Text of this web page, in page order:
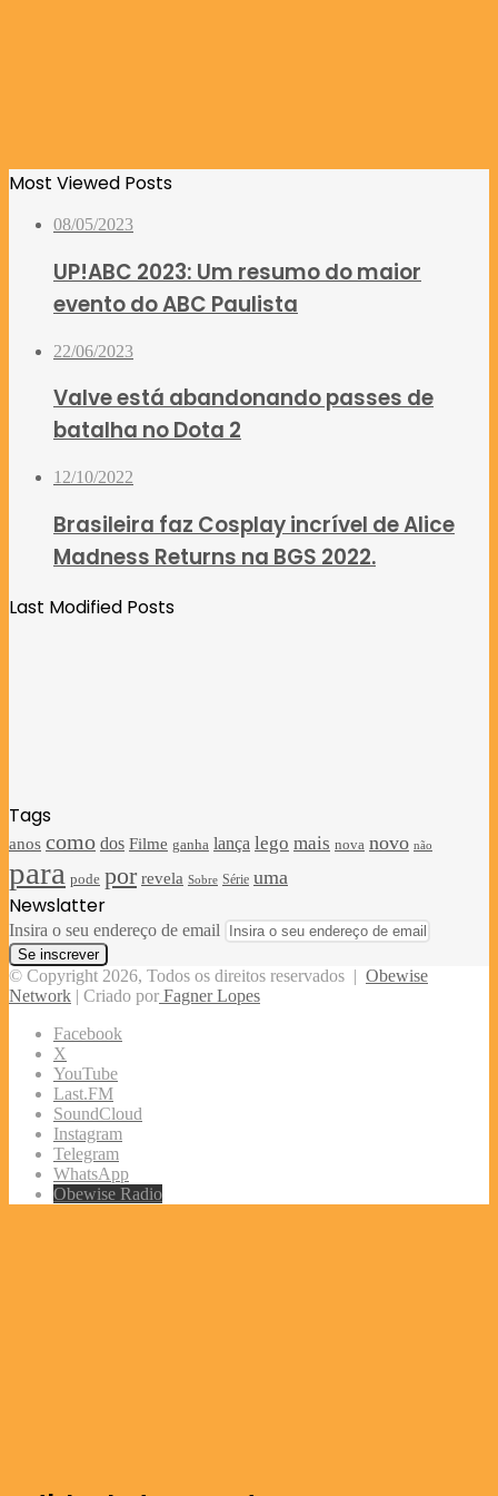
Most Viewed Posts
08/05/2023
UP!ABC 2023: Um resumo do maior
evento do ABC Paulista
22/06/2023
Valve está abandonando passes de
batalha no Dota 2
12/10/2022
Brasileira faz Cosplay incrível de Alice
Madness Returns na BGS 2022.
Last Modified Posts
Tags
anos como dos Filme ganha lança lego mais nova novo não
para pode por revela Sobre Série uma
Newslatter
Insira o seu endereço de email
© Copyright 2026, Todos os direitos reservados | Obewise
Network | Criado por Fagner Lopes
Facebook
X
YouTube
Last.FM
SoundCloud
Instagram
Telegram
WhatsApp
Obewise Radio